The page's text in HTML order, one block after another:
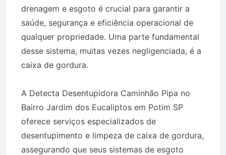
drenagem e esgoto é crucial para garantir a
saúde, segurança e eficiência operacional de
qualquer propriedade. Uma parte fundamental
desse sistema, muitas vezes negligenciada, é a
caixa de gordura.
A Detecta Desentupidora Caminhão Pipa no
Bairro Jardim dos Eucaliptos em Potim SP
oferece serviços especializados de
desentupimento e limpeza de caixa de gordura,
assegurando que seus sistemas de esgoto